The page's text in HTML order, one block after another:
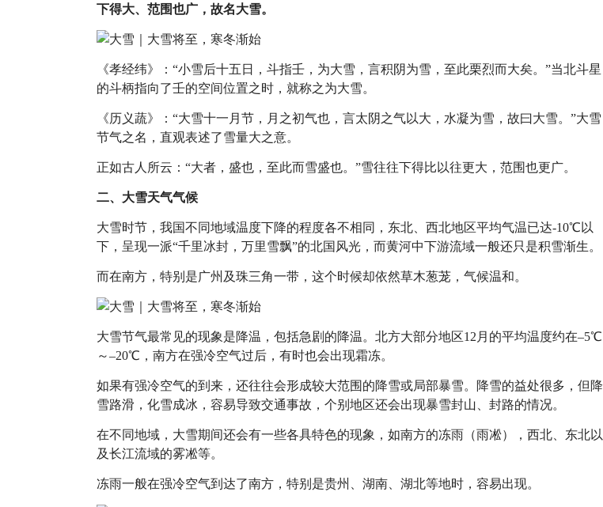
下得大、范围也广，故名大雪。
《孝经纬》：“小雪后十五日，斗指壬，为大雪，言积阴为雪，至此栗烈而大矣。”当北斗星
的斗柄指向了壬的空间位置之时，就称之为大雪。
《历义蔬》：“大雪十一月节，月之初气也，言太阴之气以大，水凝为雪，故曰大雪。”大雪
节气之名，直观表述了雪量大之意。
正如古人所云：“大者，盛也，至此而雪盛也。”雪往往下得比以往更大，范围也更广。
二、大雪天气气候
大雪时节，我国不同地域温度下降的程度各不相同，东北、西北地区平均气温已达-10℃以
下，呈现一派“千里冰封，万里雪飘”的北国风光，而黄河中下游流域一般还只是积雪渐生。
而在南方，特别是广州及珠三角一带，这个时候却依然草木葱茏，气候温和。
大雪节气最常见的现象是降温，包括急剧的降温。北方大部分地区12月的平均温度约在–5℃
～–20℃，南方在强冷空气过后，有时也会出现霜冻。
如果有强冷空气的到来，还往往会形成较大范围的降雪或局部暴雪。降雪的益处很多，但降
雪路滑，化雪成冰，容易导致交通事故，个别地区还会出现暴雪封山、封路的情况。
在不同地域，大雪期间还会有一些各具特色的现象，如南方的冻雨（雨凇），西北、东北以
及长江流域的雾凇等。
冻雨一般在强冷空气到达了南方，特别是贵州、湖南、湖北等地时，容易出现。